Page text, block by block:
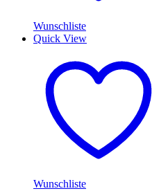
Wunschliste
Quick View
Wunschliste